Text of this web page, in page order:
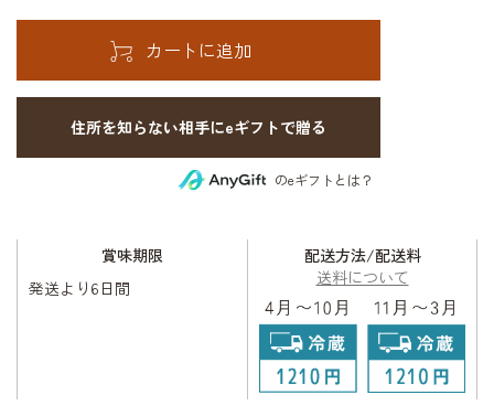
住所を知らない相手にeギフトで贈る
のeギフトとは？
賞味期限
発送より6日間
配送方法/配送料
送料について